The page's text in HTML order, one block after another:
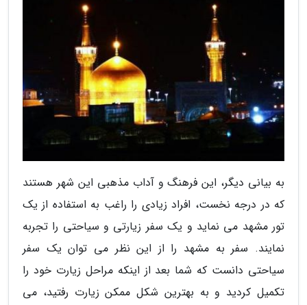
به بیانی دیگر، این فرهنگ و آداب مذهبی این شهر هستند
که در درجه نخست، افراد زیادی را راغب به استفاده از یک
تور مشهد می نماید و یک سفر زیارتی و سیاحتی را تجربه
نمایند. سفر به مشهد را از این نظر می توان یک سفر
سیاحتی دانست که شما بعد از اینکه مراحل زیارت خود را
تکمیل کردید و به بهترین شکل ممکن زیارت رفتید، می